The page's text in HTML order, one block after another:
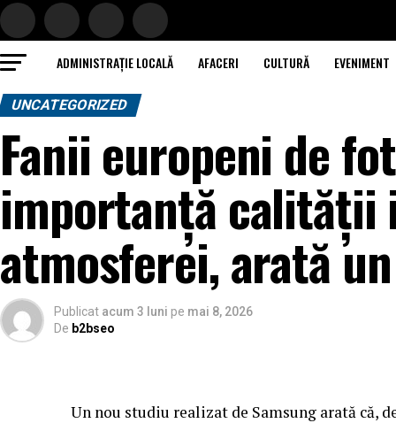
ADMINISTRAȚIE LOCALĂ AFACERI CULTURĂ EVENIMENT
UNCATEGORIZED
Fanii europeni de
importanță calității
atmosferei, arată
Publicat acum 3 luni pe mai 8, 2026
De b2bseo
Un nou studiu realizat de Samsung arată că,